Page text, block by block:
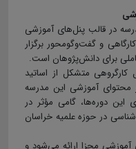
در قالب پنل‌های آموزشی
و گفت‌وگومحور برگزار
برای دانش‌پژوهان است.
متشکل از اساتید
محتوای آموزشی این مدرسه
این دوره‌ها، گامی مؤثر در
در حوزه علمیه خراسان
آموزشی مجزا ارائه می‌شود و